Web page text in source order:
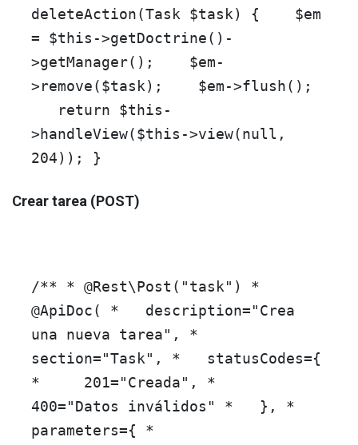
deleteAction(Task $task) { $em
= $this ->getDoctrine()-
>getManager(); $em-
>remove($task); $em->flush();
return
$this -
>handleView($this ->view(null ,
204)); }
Crear tarea (POST)
/** * @Rest\Post("task") *
@ApiDoc( * description="Crea
una nueva tarea", *
section="Task", * statusCodes={
* 201="Creada", *
400="Datos inválidos" * }, *
parameters={ *